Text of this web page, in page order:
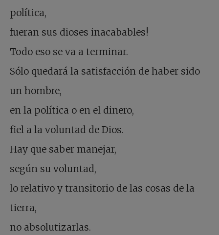
política,
fueran sus dioses inacabables!
Todo eso se va a terminar.
Sólo quedará la satisfacción de haber sido
un hombre,
en la política o en el dinero,
fiel a la voluntad de Dios.
Hay que saber manejar,
según su voluntad,
lo relativo y transitorio de las cosas de la
tierra,
no absolutizarlas.